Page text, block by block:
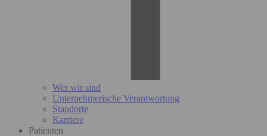
Wer wir sind
Unternehmerische Verantwortung
Standorte
Karriere
Patienten